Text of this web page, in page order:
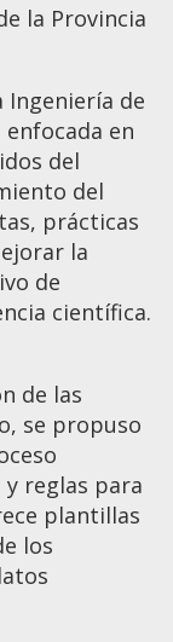
la Provincia
Ingeniería de
en
del
del
prácticas
la
de
científica.
de las
se propuso
y reglas para
plantillas
los